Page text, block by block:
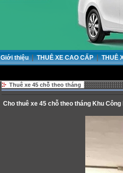
Giới thiệu | THUÊ XE CAO CẤP | THUÊ
Thuê xe 45 chỗ theo tháng
Cho thuê xe 45 chỗ theo tháng Khu